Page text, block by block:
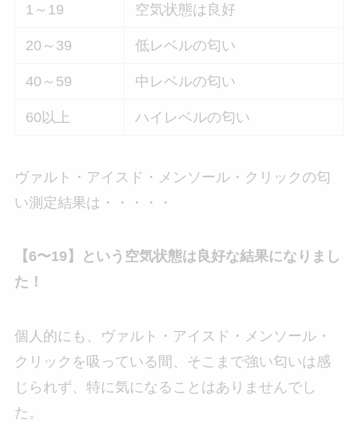
1～19 空気状態は良好
20～39 低レベルの匂い
40～59 中レベルの匂い
60以上 ハイレベルの匂い
ヴァルト・アイスド・メンソール・クリックの匂
い測定結果は・・・・・
【6〜19】という空気状態は良好な結果になりまし
た！
個人的にも、ヴァルト・アイスド・メンソール・
クリックを吸っている間、そこまで強い匂いは感
じられず、特に気になることはありませんでし
た。